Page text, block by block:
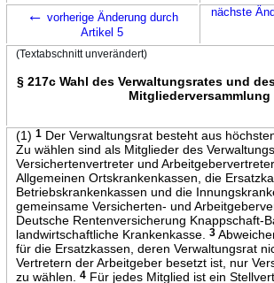
← vorherige Änderung durch
Artikel 5
nächste
(Textabschnitt unverändert)
§ 217c Wahl des Verwaltungsrates und
Mitgliederversammlung
(1) 1Der Verwaltungsrat besteht aus
Zu wählen sind als Mitglieder des
Versichertenvertreter und
Allgemeinen Ortskrankenkassen, die
Betriebskrankenkassen und die
gemeinsame Versicherten- und
Deutsche Rentenversicherung Knappschaft-
landwirtschaftliche Krankenkasse.
3
für die Ersatzkassen, deren Verwaltungsrat
Vertretern der Arbeitgeber besetzt ist, nur
zu wählen.
4Für jedes Mitglied ist ein